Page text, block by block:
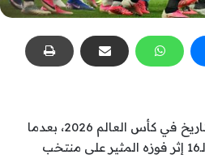
واصل منتخب مصر كتابة التاريخ في كأس العالم 2026، بعدما
حجز بطاقة التأهل إلى دور الـ16 إثر فوزه المثير على منتخب